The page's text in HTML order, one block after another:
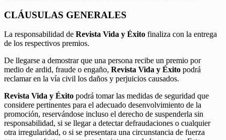
CLÁUSULAS GENERALES
La responsabilidad de Revista Vida y Éxito finaliza con la entrega
de los respectivos premios.
De llegarse a demostrar que una persona recibe un premio por
medio de ardid, fraude o engaño, Revista Vida y Éxito podrá
reclamar en la vía civil los daños y perjuicios causados.
Revista Vida y Éxito podrá tomar las medidas de seguridad que
considere pertinentes para el adecuado desenvolvimiento de la
promoción, reservándose incluso el derecho de suspenderla sin
responsabilidad, si se llegar a detectar defraudaciones o cualquier
otra irregularidad, o si se presentara una circunstancia de fuerza